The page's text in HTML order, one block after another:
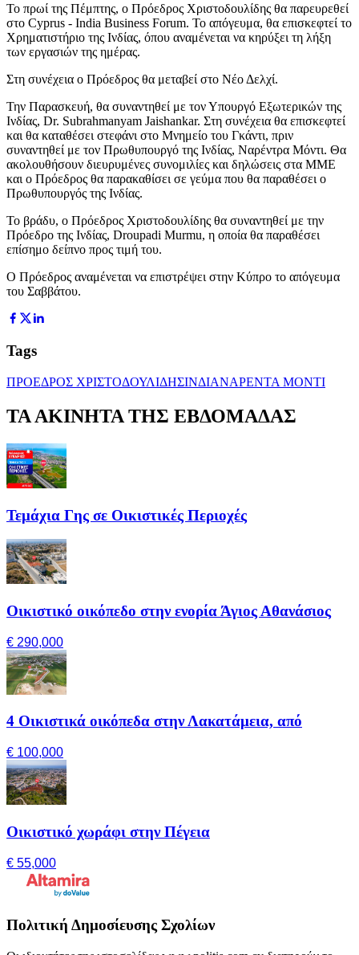
Το πρωί της Πέμπτης, ο Πρόεδρος Χριστοδουλίδης θα παρευρεθεί
στο Cyprus - India Business Forum. Το απόγευμα, θα επισκεφτεί το
Χρηματιστήριο της Ινδίας, όπου αναμένεται να κηρύξει τη λήξη
των εργασιών της ημέρας.
Στη συνέχεια ο Πρόεδρος θα μεταβεί στο Νέο Δελχί.
Την Παρασκευή, θα συναντηθεί με τον Υπουργό Εξωτερικών της
Ινδίας, Dr. Subrahmanyam Jaishankar. Στη συνέχεια θα επισκεφτεί
και θα καταθέσει στεφάνι στο Μνημείο του Γκάντι, πριν
συναντηθεί με τον Πρωθυπουργό της Ινδίας, Ναρέντρα Μόντι. Θα
ακολουθήσουν διευρυμένες συνομιλίες και δηλώσεις στα ΜΜΕ
και ο Πρόεδρος θα παρακαθίσει σε γεύμα που θα παραθέσει ο
Πρωθυπουργός της Ινδίας.
Το βράδυ, ο Πρόεδρος Χριστοδουλίδης θα συναντηθεί με την
Πρόεδρο της Ινδίας, Droupadi Murmu, η οποία θα παραθέσει
επίσημο δείπνο προς τιμή του.
Ο Πρόεδρος αναμένεται να επιστρέψει στην Κύπρο το απόγευμα
του Σαββάτου.
Tags
ΠΡΟΕΔΡΟΣ ΧΡΙΣΤΟΔΟΥΛΙΔΗΣΙΝΔΙΑΝΑΡΕΝΤΑ ΜΟΝΤΙ
ΤΑ ΑΚΙΝΗΤΑ ΤΗΣ ΕΒΔΟΜΑΔΑΣ
Τεμάχια Γης σε Οικιστικές Περιοχές
Οικιστικό οικόπεδο στην ενορία Άγιος Αθανάσιος
€ 290,000
4 Οικιστικά οικόπεδα στην Λακατάμεια, από
€ 100,000
Οικιστικό χωράφι στην Πέγεια
€ 55,000
Πολιτική Δημοσίευσης Σχολίων